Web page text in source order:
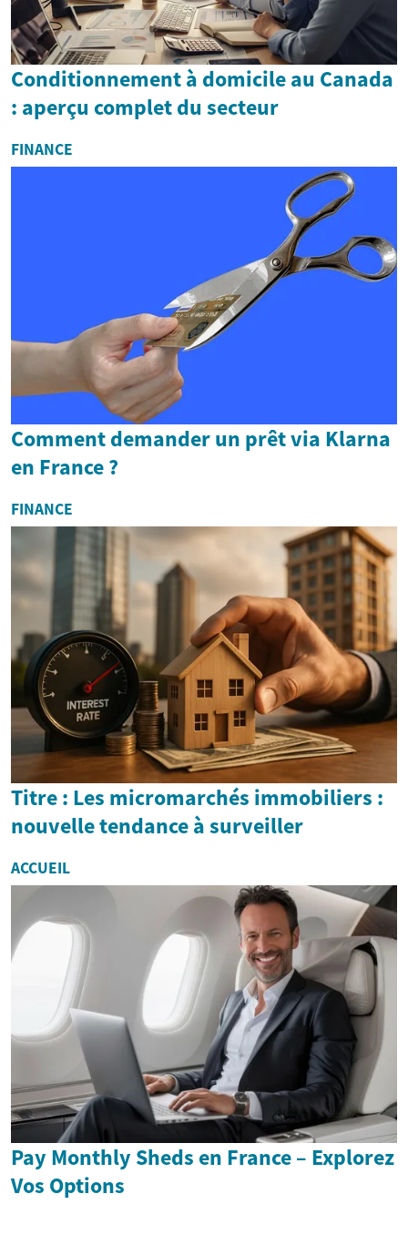
Conditionnement à domicile au Canada
: aperçu complet du secteur
FINANCE
Comment demander un prêt via Klarna
en France ?
FINANCE
Titre : Les micromarchés immobiliers :
nouvelle tendance à surveiller
ACCUEIL
Pay Monthly Sheds en France – Explorez
Vos Options